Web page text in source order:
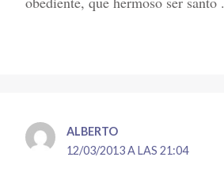
ALBERTO
12/03/2013 A LAS 21:04